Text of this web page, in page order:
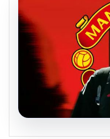
07.08.2026